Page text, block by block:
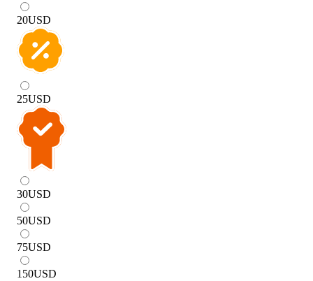
20USD
25USD
30USD
50USD
75USD
150USD